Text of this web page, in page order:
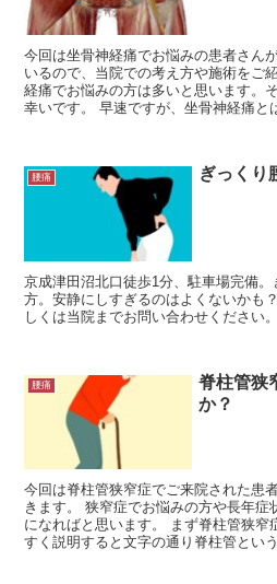
今回は坐骨神経痛でお悩みの患者さん
いるので、当院での考え方や施術をご
経痛でお悩みの方は多いと思います。
幸いです。 早速ですが、坐骨神経痛と
腰痛 ぎっくり
京成津田沼北口徒歩1分、駐車場完備
方。安静にしすぎるのはよくないかも
しくは当院までお問い合わせください。
腰痛
脊柱管狭
か？
今回は脊柱管狭窄症でご来院された患
きます。 狭窄症でお悩みの方や長年症
になればと思います。 まず脊柱管狭窄
すく説明すると文字の通り脊柱管とい